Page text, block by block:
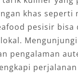
khas seperti
pesisir bisa
pengalaman